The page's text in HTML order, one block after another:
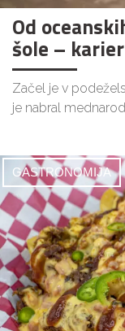
Od
šole –
Začel je v
je nabral
GASTRONOMIJA